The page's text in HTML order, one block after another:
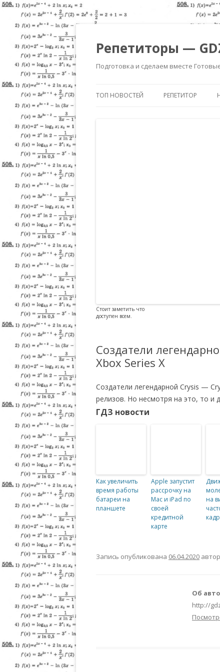
Репетиторы —
Подготовка и сделаем вместе
ТОП НОВОСТЕЙ РЕПЕТИТОР
Стоит заметить что
доступен всем.
Создатели
Xbox Series X
Создатели легендарной Crysis —
релизов. Но несмотря на это, то и
ГДЗ новости
Как увеличить
время работы
батареи на
планшете
Apple запустит
рассрочку на
Mac и iPad по
своей
кредитной
карте
на
Запись опубликована 06.04.2020
Об
http://